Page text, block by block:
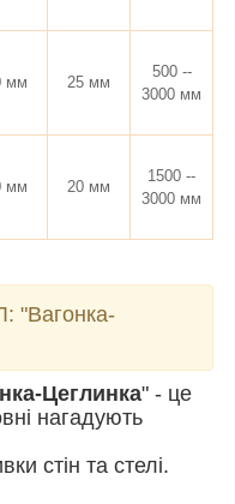
мм 25 мм
500 --
3000 мм
мм 20 мм
1500 --
3000 мм
"Вагонка-
Цеглинка" - це
нагадують
стін та стелі.